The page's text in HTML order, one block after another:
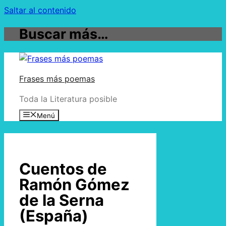
Saltar al contenido
Buscar más…
Frases más poemas
Toda la Literatura posible
Menú
Cuentos de
Ramón Gómez
de la Serna
(España)